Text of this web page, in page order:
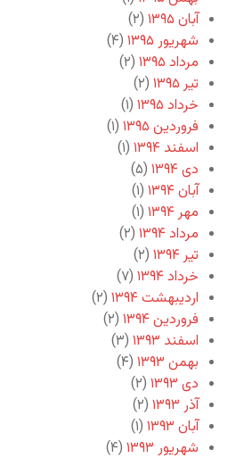
آبان ۱۳۹۵
(۲)
شهریور ۱۳۹۵
(۴)
مرداد ۱۳۹۵
(۲)
تیر ۱۳۹۵
(۲)
خرداد ۱۳۹۵
(۱)
فروردین ۱۳۹۵
(۱)
اسفند ۱۳۹۴
(۱)
دی ۱۳۹۴
(۵)
آبان ۱۳۹۴
(۱)
مهر ۱۳۹۴
(۱)
مرداد ۱۳۹۴
(۲)
تیر ۱۳۹۴
(۲)
خرداد ۱۳۹۴
(۷)
اردیبهشت ۱۳۹۴
(۲)
فروردین ۱۳۹۴
(۲)
اسفند ۱۳۹۳
(۳)
بهمن ۱۳۹۳
(۴)
دی ۱۳۹۳
(۲)
آذر ۱۳۹۳
(۲)
آبان ۱۳۹۳
(۱)
شهریور ۱۳۹۳
(۴)